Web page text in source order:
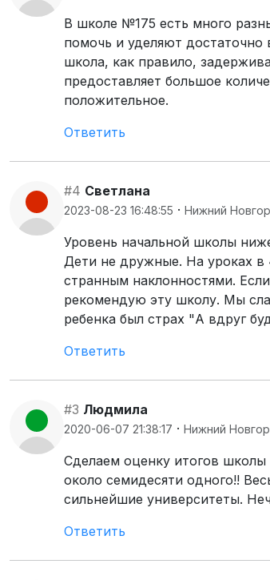
В школе №175 есть много
помочь и уделяют
школа, как правило,
предоставляет большое
положительное.
Ответить
#4 Светлана
2023-08-23 16:48:55 · Нижний
Уровень начальной школы
Дети не дружные. На уроках в
странным наклонностями.
рекомендую эту школу. Мы
ребенка был страх "А вдруг
Ответить
#3 Людмила
2020-06-07 21:38:17 · Нижний
Сделаем оценку итогов
около семидесяти одного!!
сильнейшие университеты.
Ответить